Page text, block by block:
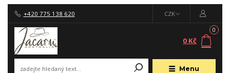
Menu
CZK
+420 775 138 620
0
0 Kč